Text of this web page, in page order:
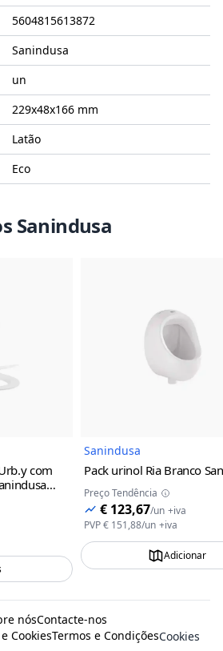
5604815613872
Sanindusa
un
229x48x166 mm
Latão
Eco
Sanindusa
com
Sanindusa
Pack urinol Ria Branco
Preço Tendência
€ 123,67/un +iva
PVP€ 151,88/un +iva
Adicionar
nósContacte-nos
CookiesTermos e CondiçõesCookies